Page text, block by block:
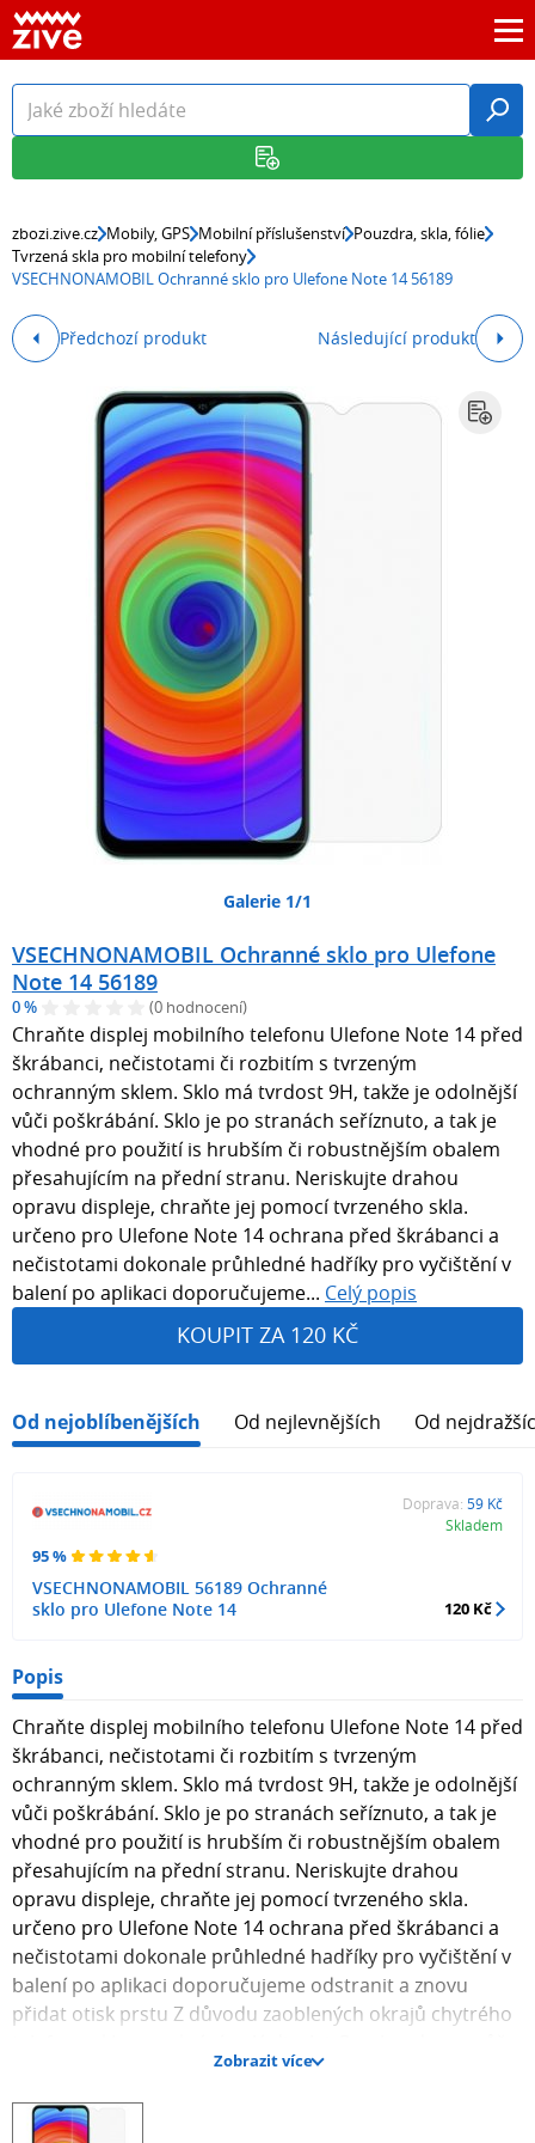
zbozi.zive.cz Mobily, GPS Mobilní příslušenství Pouzdra, skla, fólie
Tvrzená skla pro mobilní telefony
VSECHNONAMOBIL Ochranné sklo pro Ulefone Note 14 56189
Předchozí produkt Následující produkt
Galerie 1/1
VSECHNONAMOBIL Ochranné sklo pro Ulefone
Note 14 56189
0 % (0 hodnocení)
Chraňte displej mobilního telefonu Ulefone Note 14 před
škrábanci, nečistotami či rozbitím s tvrzeným
ochranným sklem. Sklo má tvrdost 9H, takže je odolnější
vůči poškrábání. Sklo je po stranách seříznuto, a tak je
vhodné pro použití is hrubším či robustnějším obalem
přesahujícím na přední stranu. Neriskujte drahou
opravu displeje, chraňte jej pomocí tvrzeného skla.
určeno pro Ulefone Note 14 ochrana před škrábanci a
nečistotami dokonale průhledné hadříky pro vyčištění v
balení po aplikaci doporučujeme... Celý popis
KOUPIT ZA 120 KČ
Od nejoblíbenějších Od nejlevnějších Od
95 %
VSECHNONAMOBIL 56189 Ochranné
sklo pro Ulefone Note 14
Doprava: 59 Kč
Skladem
120 Kč
Popis
Chraňte displej mobilního telefonu Ulefone Note 14 před
škrábanci, nečistotami či rozbitím s tvrzeným
ochranným sklem. Sklo má tvrdost 9H, takže je odolnější
vůči poškrábání. Sklo je po stranách seříznuto, a tak je
vhodné pro použití is hrubším či robustnějším obalem
přesahujícím na přední stranu. Neriskujte drahou
opravu displeje, chraňte jej pomocí tvrzeného skla.
určeno pro Ulefone Note 14 ochrana před škrábanci a
nečistotami dokonale průhledné hadříky pro vyčištění v
balení po aplikaci doporučujeme odstranit a znovu
přidat otisk prstu Z důvodu zaoblených okrajů chytrého
objevit vzduchová bublina. JAK NALEPIT OCHRANNÉ
SKLO? Před samotnou instalací doporučujeme
zkontrolovat správnost skla přiložením skla k chytrému
Zobrazit více